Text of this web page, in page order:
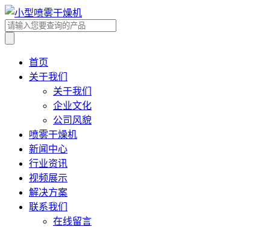
首页
关于我们
关于我们
企业文化
公司风貌
喷雾干燥机
新闻中心
行业资讯
视频展示
解决方案
联系我们
在线留言